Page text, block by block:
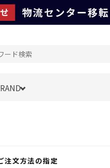
注文方法の指定